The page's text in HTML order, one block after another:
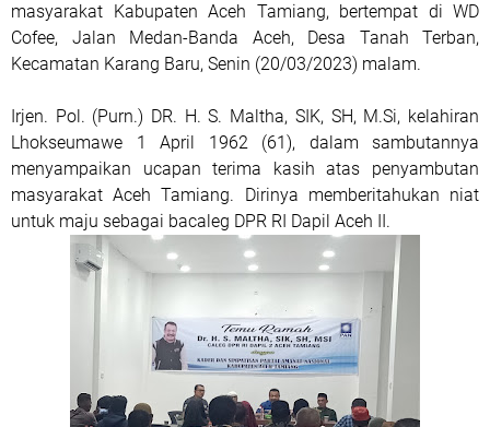
masyarakat Kabupaten Aceh Tamiang, bertempat di WD
Cofee, Jalan Medan-Banda Aceh, Desa Tanah Terban,
Kecamatan Karang Baru, Senin (20/03/2023) malam.
Irjen. Pol. (Purn.) DR. H. S. Maltha, SIK, SH, M.Si, kelahiran
Lhokseumawe 1 April 1962 (61), dalam sambutannya
menyampaikan ucapan terima kasih atas penyambutan
masyarakat Aceh Tamiang. Dirinya memberitahukan niat
untuk maju sebagai bacaleg DPR RI Dapil Aceh II.